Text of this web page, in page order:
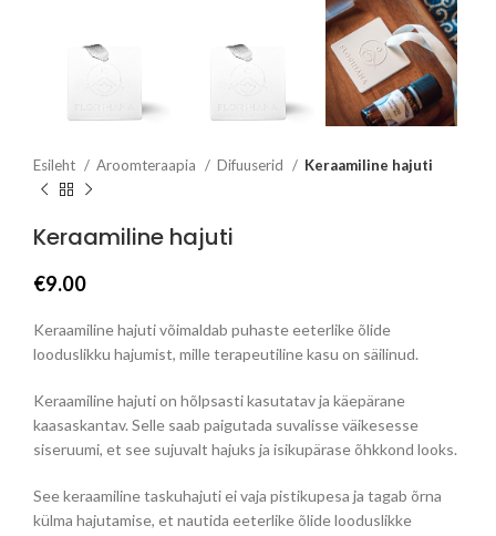
Esileht Aroomteraapia Difuuserid Keraamiline hajuti
Keraamiline hajuti
€9.00
Keraamiline hajuti võimaldab puhaste eeterlike õlide
looduslikku hajumist, mille terapeutiline kasu on säilinud.
Keraamiline hajuti on hõlpsasti kasutatav ja käepärane
kaasaskantav. Selle saab paigutada suvalisse väikesesse
siseruumi, et see sujuvalt hajuks ja isikupärase õhkkond looks.
See keraamiline taskuhajuti ei vaja pistikupesa ja tagab õrna
külma hajutamise, et nautida eeterlike õlide looduslikke